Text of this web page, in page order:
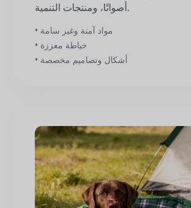
أصواتًا، ومنتجات التنمية.
• مواد آمنة وغير سامة
• خياطة معززة
• أشكال وتصاميم مخصصة